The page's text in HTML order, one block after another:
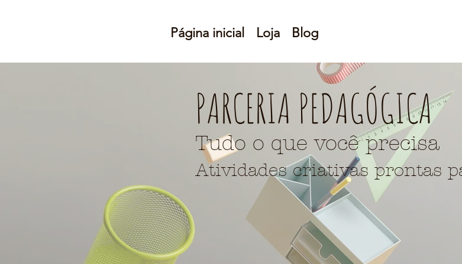
Página inicial Loja Blog
PARCERIA PEDAGÓGICA
Tudo o que você precisa
Atividades criativas prontas